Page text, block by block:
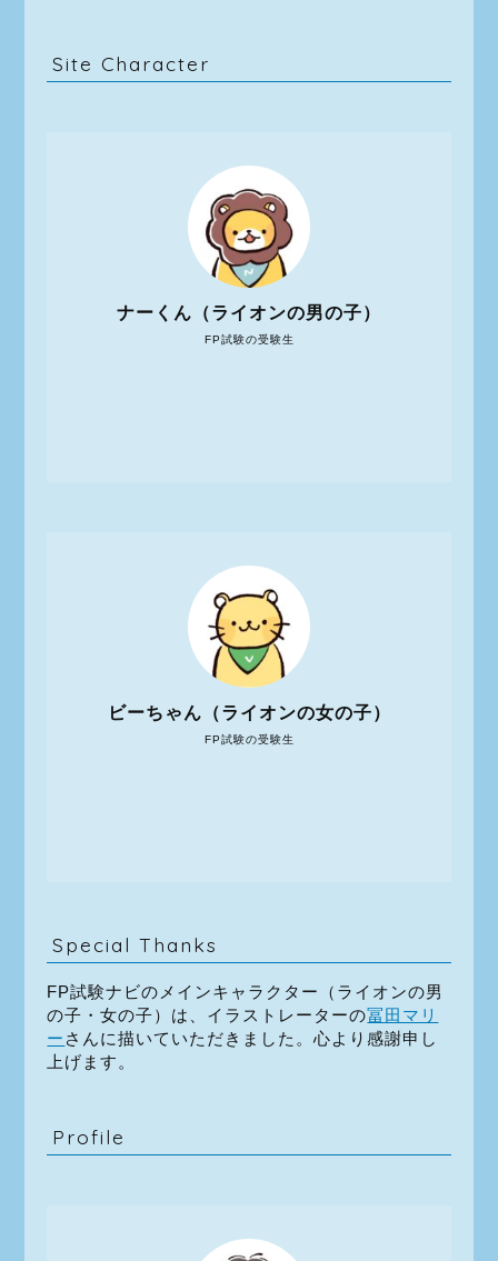
Site Character
FP試験の受験生
ナーくん（ライオンの男の子）
FP試験の受験生
ビーちゃん（ライオンの女の子）
Special Thanks
FP試験ナビのメインキャラクター（ライオンの男
の子・女の子）は、イラストレーターの冨田マリ
ー さんに描いていただきました。心より感謝申し
上げます。
Profile